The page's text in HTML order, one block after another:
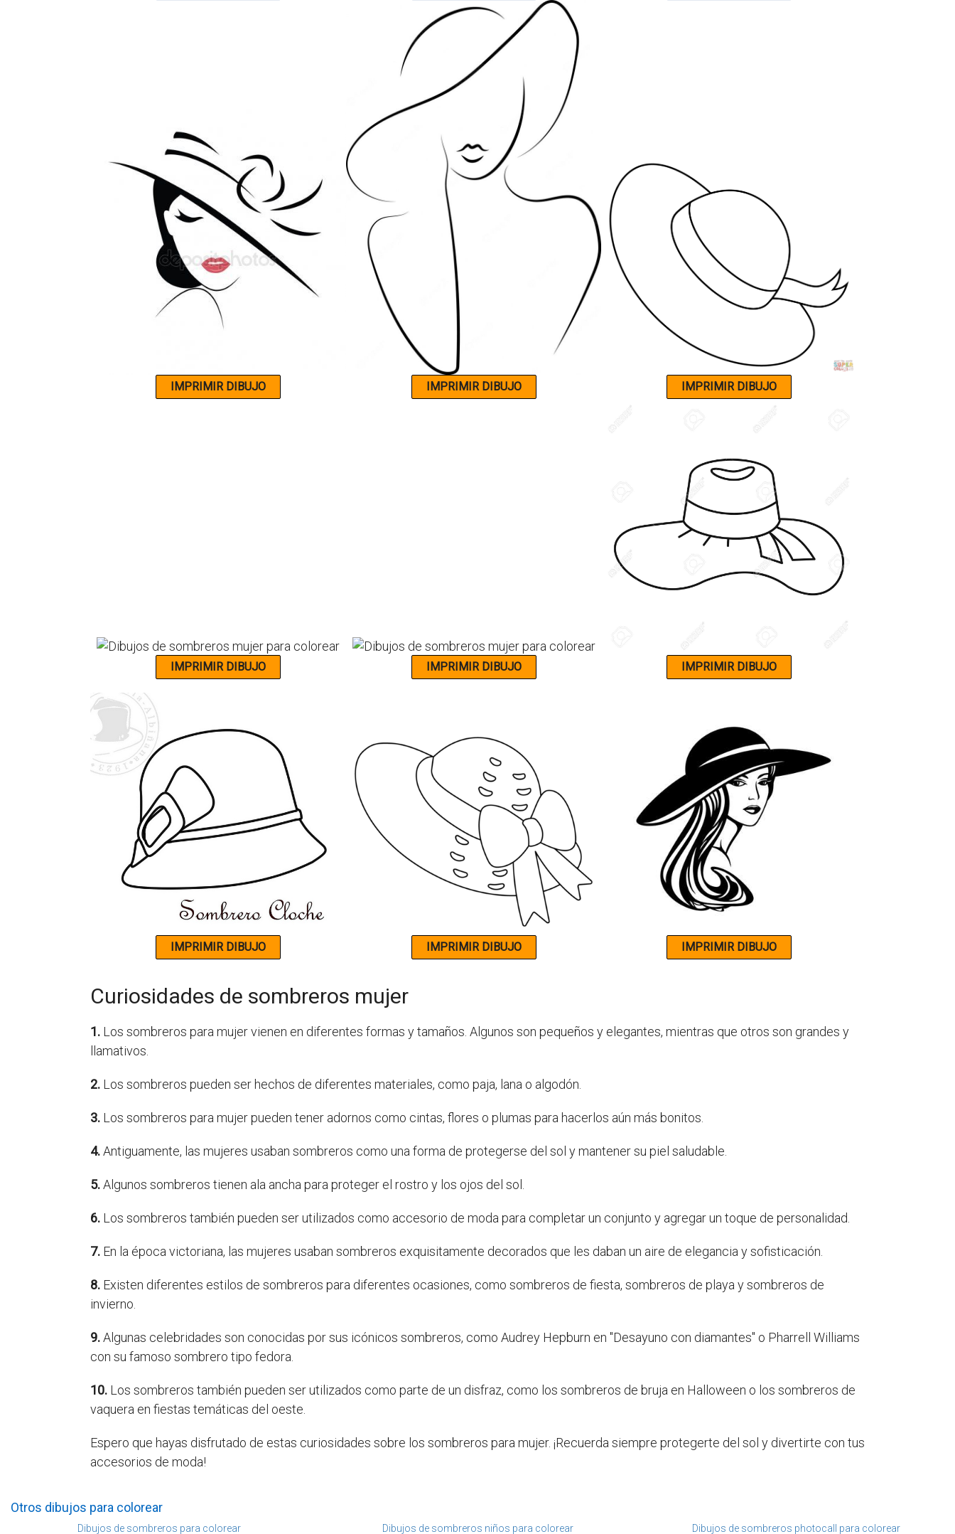
Curiosidades de sombreros mujer
1. Los sombreros para mujer vienen en diferentes formas y tamaños. Algunos son pequeños y elegantes, mientras que otros son grandes y
llamativos.
2. Los sombreros pueden ser hechos de diferentes materiales, como paja, lana o algodón.
3. Los sombreros para mujer pueden tener adornos como cintas, flores o plumas para hacerlos aún más bonitos.
4.Antiguamente, las mujeres usaban sombreros como una forma de protegerse del sol y mantener su piel saludable.
5.Algunos sombreros tienen ala ancha para proteger el rostro y los ojos del sol.
6. Los sombreros también pueden ser utilizados como accesorio de moda para completar un conjunto y agregar un toque de personalidad.
7. En la época victoriana, las mujeres usaban sombreros exquisitamente decorados que les daban un aire de elegancia y sofisticación.
8. Existen diferentes estilos de sombreros para diferentes ocasiones, como sombreros de fiesta, sombreros de playa y sombreros de
invierno.
9.Algunas celebridades son conocidas por sus icónicos sombreros, como Audrey Hepburn en "Desayuno con diamantes" o Pharrell Williams
con su famoso sombrero tipo fedora.
10. Los sombreros también pueden ser utilizados como parte de un disfraz, como los sombreros de bruja en Halloween o los sombreros de
vaquera en fiestas temáticas del oeste.
Espero que hayas disfrutado de estas curiosidades sobre los sombreros para mujer. ¡Recuerda siempre protegerte del sol y divertirte con tus
accesorios de moda!
Otros dibujos para colorear
Dibujos de sombreros para colorear Dibujos de sombreros niños para colorear Dibujos de sombreros photocall para colorear